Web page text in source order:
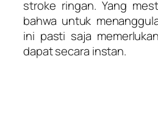
stroke ringan. Yang
bahwa untuk
ini pasti saja
dapat secara instan.